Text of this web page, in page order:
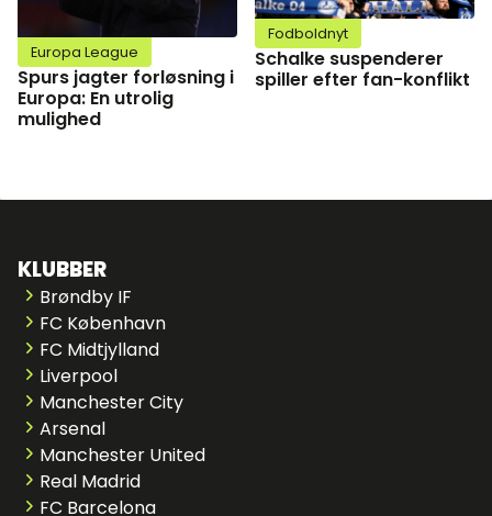
Europa League
Spurs jagter forløsning i
Europa: En utrolig
mulighed
Fodboldnyt
Schalke suspenderer
spiller efter fan-konflikt
KLUBBER
Brøndby IF
FC København
FC Midtjylland
Liverpool
Manchester City
Arsenal
Manchester United
Real Madrid
FC Barcelona